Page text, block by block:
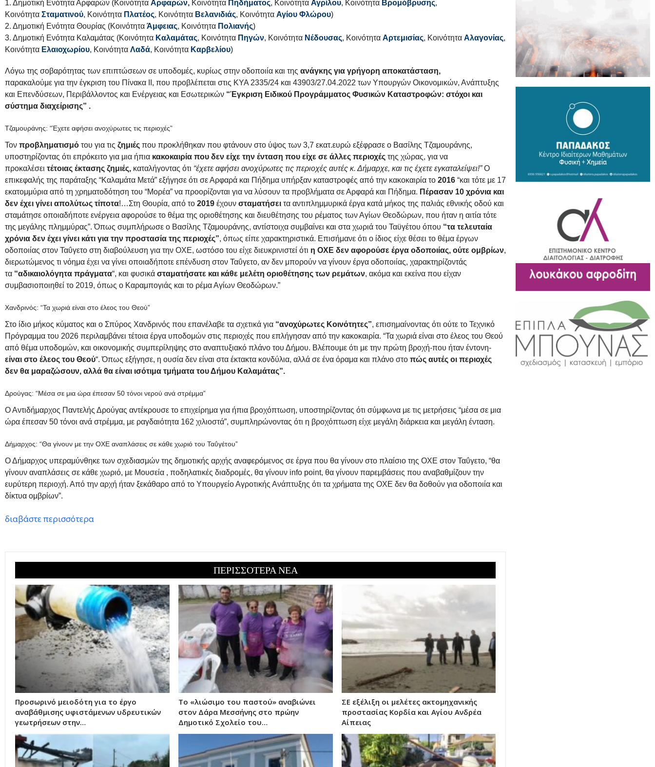
1. Δημοτική Ενότητα Αρφαρών (Κοινότητα Αρφαρών, Κοινότητα Πηδήματος, Κοινότητα Αγρίλου, Κοινότητα Βρομόβρυσης,
Κοινότητα Σταματινού, Κοινότητα Πλατέος, Κοινότητα Βελανιδιάς, Κοινότητα Αγίου Φλώρου)
2. Δημοτική Ενότητα Θουρίας (Κοινότητα Άμφειας, Κοινότητα Πολιανής)
3. Δημοτική Ενότητα Καλαμάτας (Κοινότητα Καλαμάτας, Κοινότητα Πηγών, Κοινότητα Νέδουσας, Κοινότητα Αρτεμισίας, Κοινότητα Αλαγονίας,
Κοινότητα Ελαιοχωρίου, Κοινότητα Λαδά, Κοινότητα Καρβελίου)
Λόγω της σοβαρότητας των επιπτώσεων σε υποδομές, κυρίως στην οδοποιία και της ανάγκης για γρήγορη αποκατάσταση,
παρακαλούμε για την έγκριση του Πίνακα ΙΙ, που προβλέπεται στις ΚΥΑ 2335/24 και 43903/27.04.2022 των Υπουργών Οικονομικών, Ανάπτυξης
και Επενδύσεων, Περιβάλλοντος και Ενέργειας και Εσωτερικών “Έγκριση Ειδικού Προγράμματος Φυσικών Καταστροφών: στόχοι και
σύστημα διαχείρισης” .
Τζαμουράνης: “Έχετε αφήσει ανοχύρωτες τις περιοχές”
Τον προβληματισμό του για τις ζημιές που προκλήθηκαν που φτάνουν στο ύψος των 3,7 εκατ.ευρώ εξέφρασε ο Βασίλης Τζαμουράνης,
υποστηρίζοντας ότι επρόκειτο για μια ήπια κακοκαιρία που δεν είχε την ένταση που είχε σε άλλες περιοχές της χώρας, για να
προκαλέσει τέτοιας έκτασης ζημιές, καταλήγοντας ότι “έχετε αφήσει ανοχύρωτες τις περιοχές αυτές κ. Δήμαρχε, και τις έχετε εγκαταλείψει!”Ο
επικεφαλής της παράταξης “Καλαμάτα Μετά” εξήγησε ότι σε Αρφαρά και Πήδημα υπήρξαν καταστροφές από την κακοκαιρία το 2016 “και τότε με 17
εκατομμύρια από τη χρηματοδότηση του “Μορέα” να προορίζονται για να λύσουν τα προβλήματα σε Αρφαρά και Πήδημα. Πέρασαν 10 χρόνια και
δεν έχει γίνει απολύτως τίποτα!…Στη Θουρία, από το 2019 έχουν σταματήσει τα αντιπλημμυρικά έργα κατά μήκος της παλιάς εθνικής οδού και
σταμάτησε οποιαδήποτε ενέργεια αφορούσε το θέμα της οριοθέτησης και διευθέτησης του ρέματος των Αγίων Θεοδώρων, που ήταν η αιτία τότε
της μεγάλης πλημμύρας”. Όπως συμπλήρωσε ο Βασίλης Τζαμουράνης, αντίστοιχα συμβαίνει και στα χωριά του Ταϋγέτου όπου “τα τελευταία
χρόνια δεν έχει γίνει κάτι για την προστασία της περιοχές”, όπως είπε χαρακτηριστικά. Επισήμανε ότι ο ίδιος είχε θέσει το θέμα έργων
οδοποιίας στον Ταΰγετο στη διαβούλευση για την ΟΧΕ, ωστόσο του είχε διευκρινιστεί ότι η ΟΧΕ δεν αφορούσε έργα οδοποιίας, ούτε ομβρίων,
διερωτώμενος τι νόημα έχει να γίνει οποιαδήποτε επένδυση στον Ταΰγετο, αν δεν μπορούν να γίνουν έργα οδοποιίας, χαρακτηρίζοντάς
τα “αδικαιολόγητα πράγματα“, και φυσικά σταματήσατε και κάθε μελέτη οριοθέτησης των ρεμάτων, ακόμα και εκείνα που είχαν
συμβασιοποιηθεί το 2019, όπως ο Καραμπογιάς και το ρέμα Αγίων Θεοδώρων.”
Χανδρινός: “Τα χωριά είναι στο έλεος του Θεού”
Στο ίδιο μήκος κύματος και ο Σπύρος Χανδρινός που επανέλαβε τα σχετικά για “ανοχύρωτες Κοινότητες”, επισημαίνοντας ότι ούτε το Τεχνικό
Πρόγραμμα του 2026 περιλαμβάνει τέτοια έργα υποδομών στις περιοχές που επλήγησαν από την κακοκαιρία. “Τα χωριά είναι στο έλεος του Θεού
από θέμα υποδομών, και οικονομικής συμπερίληψης στο αναπτυξιακό πλάνο του Δήμου. Βλέπουμε ότι με την πρώτη βροχή-που ήταν έντονη-
είναι στο έλεος του Θεού“. Όπως εξήγησε, η ουσία δεν είναι στα έκτακτα κονδύλια, αλλά σε ένα όραμα και πλάνο στο πώς αυτές οι περιοχές
δεν θα μαραζώσουν, αλλά θα είναι ισότιμα τμήματα του Δήμου Καλαμάτας”.
Δρούγας: “Μέσα σε μια ώρα έπεσαν 50 τόνοι νερού ανά στρέμμα”
Ο Αντιδήμαρχος Παντελής Δρούγας αντέκρουσε το επιχείρημα για ήπια βροχόπτωση, υποστηρίζοντας ότι σύμφωνα με τις μετρήσεις “μέσα σε μια
ώρα έπεσαν 50 τόνοι ανά στρέμμα, με ραγδαιότητα 162 χιλιοστά”, συμπληρώνοντας ότι η βροχόπτωση είχε μεγάλη διάρκεια και μεγάλη ένταση.
Δήμαρχος: “Θα γίνουν με την ΟΧΕ αναπλάσεις σε κάθε χωριό του Ταΰγέτου”
Ο Δήμαρχος υπεραμύνθηκε των σχεδιασμών της δημοτικής αρχής αναφερόμενος σε έργα που θα γίνουν στο πλαίσιο της ΟΧΕ στον Ταΰγετο, “θα
γίνουν αναπλάσεις σε κάθε χωριό, με Μουσεία , ποδηλατικές διαδρομές, θα γίνουν info point, θα γίνουν παρεμβάσεις που αναβαθμίζουν την
ευρύτερη περιοχή. Από την αρχή ήταν ξεκάθαρο από το Υπουργείο Αγροτικής Ανάπτυξης ότι τα χρήματα της ΟΧΕ δεν θα δοθούν για οδοποιία και
δίκτυα ομβρίων”.
διαβάστε περισσότερα
ΠΕΡΙΣΣΟΤΕΡΑ ΝΕΑ
Προσωρινό μειοδότη για το έργο
αναβάθμισης υφιστάμενων υδρευτικών
γεωτρήσεων στην…
Το «λιώσιμο του παστού» αναβιώνει
στον Δάρα Μεσσήνης στο πρώην
Δημοτικό Σχολείο του…
ΣΕ εξέλιξη οι μελέτες ακτομηχανικής
προστασίας Κορδία και Αγίου Ανδρέα
Αίπειας